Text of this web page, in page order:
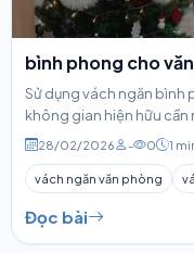
bình phong cho
Sử dụng vách ngăn bình
không gian hiện hữu cần
28/02/2026 - 0 1
vách ngăn văn phòng
Đọc bài